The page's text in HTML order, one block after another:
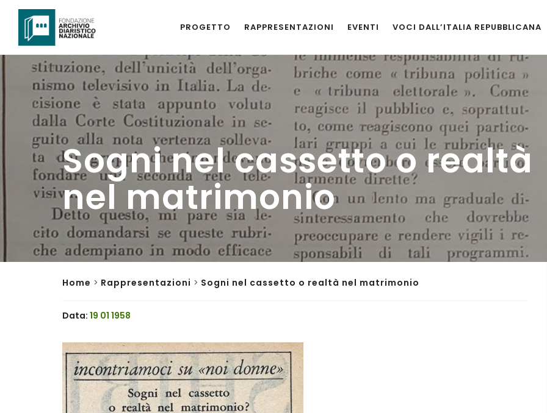
PROGETTO RAPPRESENTAZIONI EVENTI VOCI DALL’ITALIA REPUBBLICANA
Sogni nel cassetto o realtà
nel matrimonio
Home > Rappresentazioni > Sogni nel cassetto o realtà nel matrimonio
Data: 19 01 1958